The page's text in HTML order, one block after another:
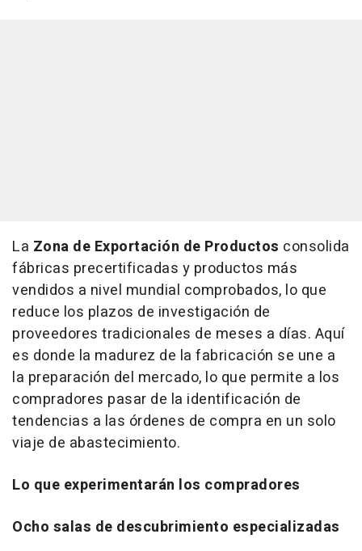
La Zona de Exportación de Productos consolida
fábricas precertificadas y productos más
vendidos a nivel mundial comprobados, lo que
reduce los plazos de investigación de
proveedores tradicionales de meses a días. Aquí
es donde la madurez de la fabricación se une a
la preparación del mercado, lo que permite a los
compradores pasar de la identificación de
tendencias a las órdenes de compra en un solo
viaje de abastecimiento.
Lo que experimentarán los compradores
Ocho salas de descubrimiento especializadas